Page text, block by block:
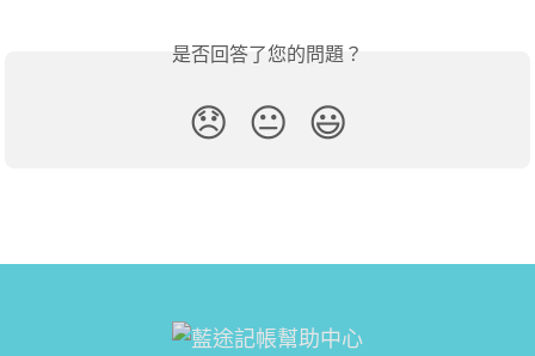
是否回答了您的問題？
😞 😐 😃